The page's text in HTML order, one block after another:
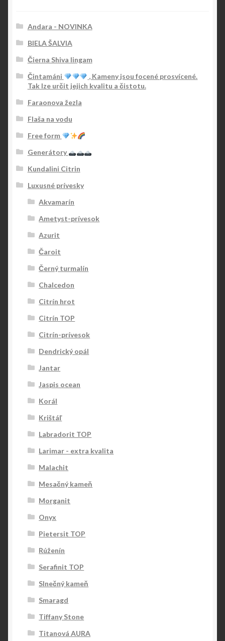
Andara - NOVINKA
BIELA ŠALVIA
Čierna Shiva lingam
Čintamáni
, Kameny jsou focené prosvícené.
Tak lze určit jejich kvalitu a čistotu.
Faraonova žezla
Flaša na vodu
Free form
Generátory
Kundalini Citrin
Luxusné prívesky
Akvamarín
Ametyst-prívesok
Azurit
Čaroit
Černý turmalín
Chalcedon
Citrín hrot
Citrín TOP
Citrín-prívesok
Dendrický opál
Jantar
Jaspis ocean
Korál
Krištáľ
Labradorit TOP
Larimar - extra kvalita
Malachit
Mesačný kameň
Morganit
Onyx
Pietersit TOP
Rúženín
Serafinit TOP
Slnečný kameň
Smaragd
Tiffany Stone
Titanová AURA